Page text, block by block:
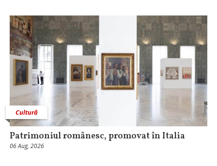
Cultură
Patrimoniul românesc, promovat în Italia
06 Aug, 2026